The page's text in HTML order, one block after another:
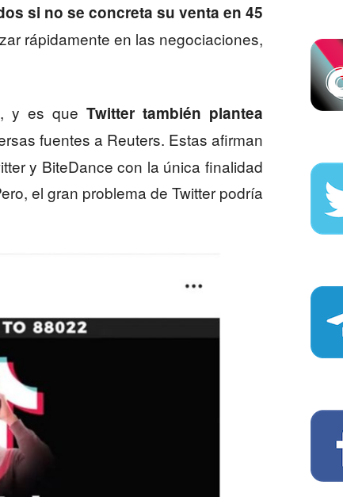
si no se concreta su venta en 45
rápidamente en las negociaciones,
y es que Twitter también plantea
fuentes a Reuters. Estas afirman
y BiteDance con la única finalidad
el gran problema de Twitter podría